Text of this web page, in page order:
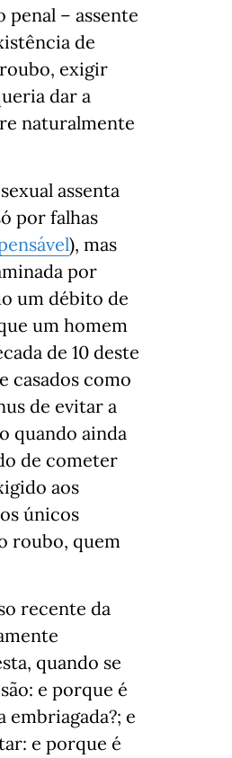
penal – assente
de
exigir
dar a
naturalmente
assenta
por falhas
), mas
por
um débito de
um homem
de 10 deste
casados como
de evitar a
quando ainda
de cometer
aos
únicos
roubo, quem
recente da
quando se
e porque é
embriagada?; e
e porque é